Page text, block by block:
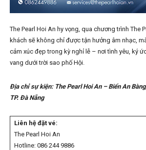
The Pearl Hoi An hy vọng, qua chương trình The
khách sẽ không chỉ được tận hưởng âm nhạc,
cảm xúc đẹp trong kỳ nghỉ lễ – nơi tình yêu, ký
vang dưới trời sao phố Hội.
Địa chỉ sự kiện: The Pearl Hoi An – Biển An
TP. Đà Nẵng
Liên hệ đặt vé:
The Pearl Hoi An
Hotline: 086 244 9886